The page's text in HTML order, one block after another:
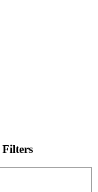
Filters